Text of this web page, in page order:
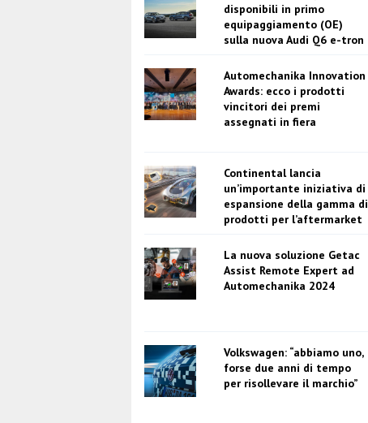
disponibili in primo
equipaggiamento (OE)
sulla nuova Audi Q6 e-tron
Automechanika Innovation
Awards: ecco i prodotti
vincitori dei premi
assegnati in fiera
Continental lancia
un’importante iniziativa di
espansione della gamma di
prodotti per l’aftermarket
La nuova soluzione Getac
Assist Remote Expert ad
Automechanika 2024
Volkswagen: “abbiamo uno,
forse due anni di tempo
per risollevare il marchio”